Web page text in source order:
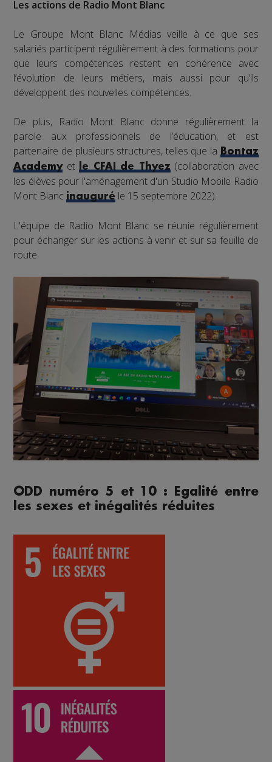
Les actions de Radio Mont Blanc
Le Groupe Mont Blanc Médias veille à ce que ses
salariés participent régulièrement à des formations pour
que leurs compétences restent en cohérence avec
l’évolution de leurs métiers, mais aussi pour qu’ils
développent des nouvelles compétences.
De plus, Radio Mont Blanc donne régulièrement la
parole aux professionnels de l’éducation, et est
partenaire de plusieurs structures, telles que la
Bontaz
Academyet le CFAI de Thyez(collaboration avec
les élèves pour l'aménagement d'un Studio Mobile Radio
Mont Blancinauguré le 15 septembre 2022).
L'équipe de Radio Mont Blanc se réunie régulièrement
pour échanger sur les actions à venir et sur sa feuille de
route.
ODD numéro 5 et 10 : Egalité entre
les sexes et inégalités réduites